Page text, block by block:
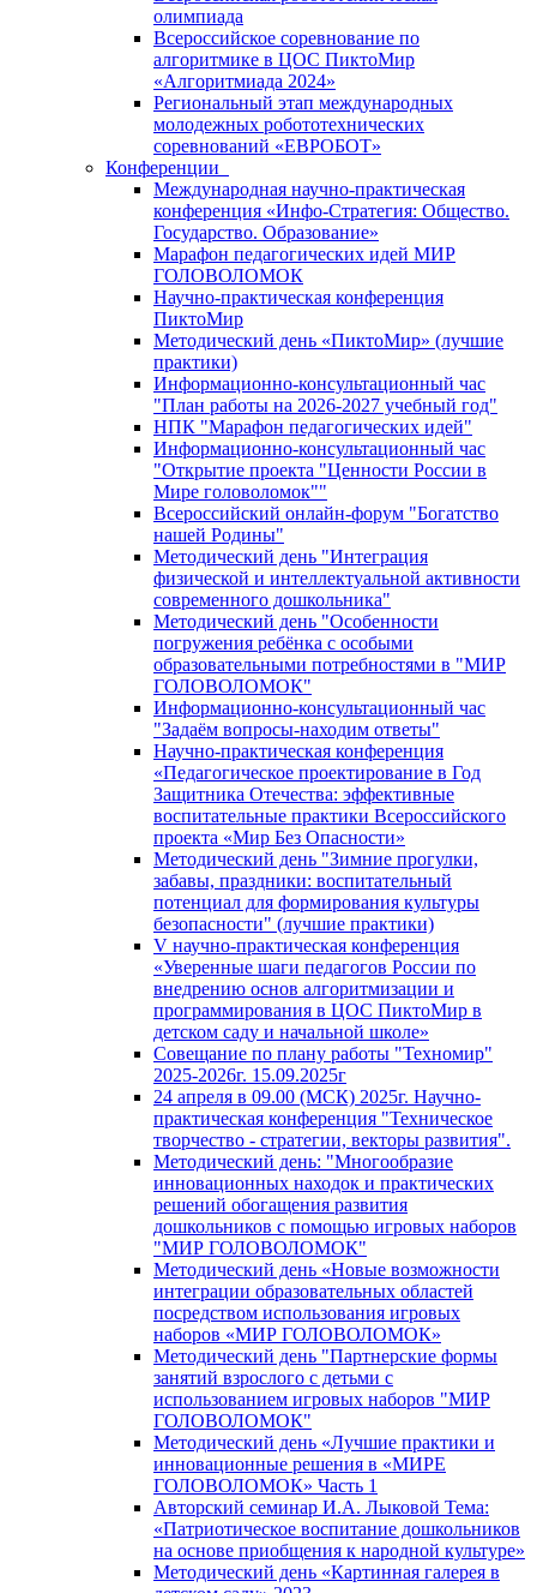
олимпиада
Всероссийское соревнование по
алгоритмике в ЦОС ПиктоМир
«Алгоритмиада 2024»
Региональный этап международных
молодежных робототехнических
соревнований «ЕВРОБОТ»
Конференции
Международная научно-практическая
конференция «Инфо-Стратегия: Общество.
Государство. Образование»
Марафон педагогических идей МИР
ГОЛОВОЛОМОК
Научно-практическая конференция
ПиктоМир
Методический день «ПиктоМир» (лучшие
практики)
Информационно-консультационный час
"План работы на 2026-2027 учебный год"
НПК "Марафон педагогических идей"
Информационно-консультационный час
"Открытие проекта "Ценности России в
Мире головоломок""
Всероссийский онлайн-форум "Богатство
нашей Родины"
Методический день "Интеграция
физической и интеллектуальной активности
современного дошкольника"
Методический день "Особенности
погружения ребёнка с особыми
образовательными потребностями в "МИР
ГОЛОВОЛОМОК"
Информационно-консультационный час
"Задаём вопросы-находим ответы"
Научно-практическая конференция
«Педагогическое проектирование в Год
Защитника Отечества: эффективные
воспитательные практики Всероссийского
проекта «Мир Без Опасности»
Методический день "Зимние прогулки,
забавы, праздники: воспитательный
потенциал для формирования культуры
безопасности" (лучшие практики)
V научно-практическая конференция
«Уверенные шаги педагогов России по
внедрению основ алгоритмизации и
программирования в ЦОС ПиктоМир в
детском саду и начальной школе»
Совещание по плану работы "Техномир"
2025-2026г. 15.09.2025г
24 апреля в 09.00 (МСК) 2025г. Научно-
практическая конференция "Техническое
творчество - стратегии, векторы развития".
Методический день: "Многообразие
инновационных находок и практических
решений обогащения развития
дошкольников с помощью игровых наборов
"МИР ГОЛОВОЛОМОК"
Методический день «Новые возможности
интеграции образовательных областей
посредством использования игровых
наборов «МИР ГОЛОВОЛОМОК»
Методический день "Партнерские формы
занятий взрослого с детьми с
использованием игровых наборов "МИР
ГОЛОВОЛОМОК"
Методический день «Лучшие практики и
инновационные решения в «МИРЕ
ГОЛОВОЛОМОК» Часть 1
Авторский семинар И.А. Лыковой Тема:
«Патриотическое воспитание дошкольников
на основе приобщения к народной культуре»
Методический день «Картинная галерея в